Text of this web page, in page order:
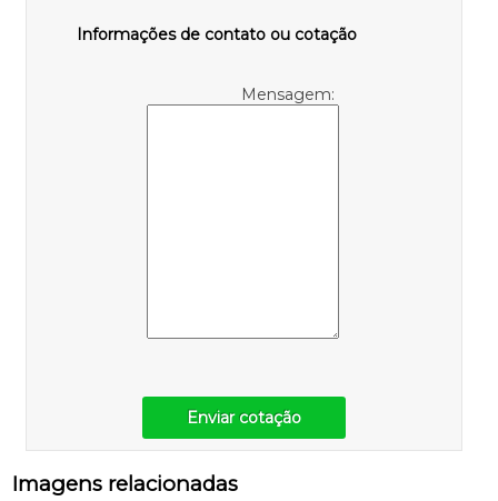
Informações de contato ou cotação
Mensagem:
Enviar cotação
Imagens relacionadas